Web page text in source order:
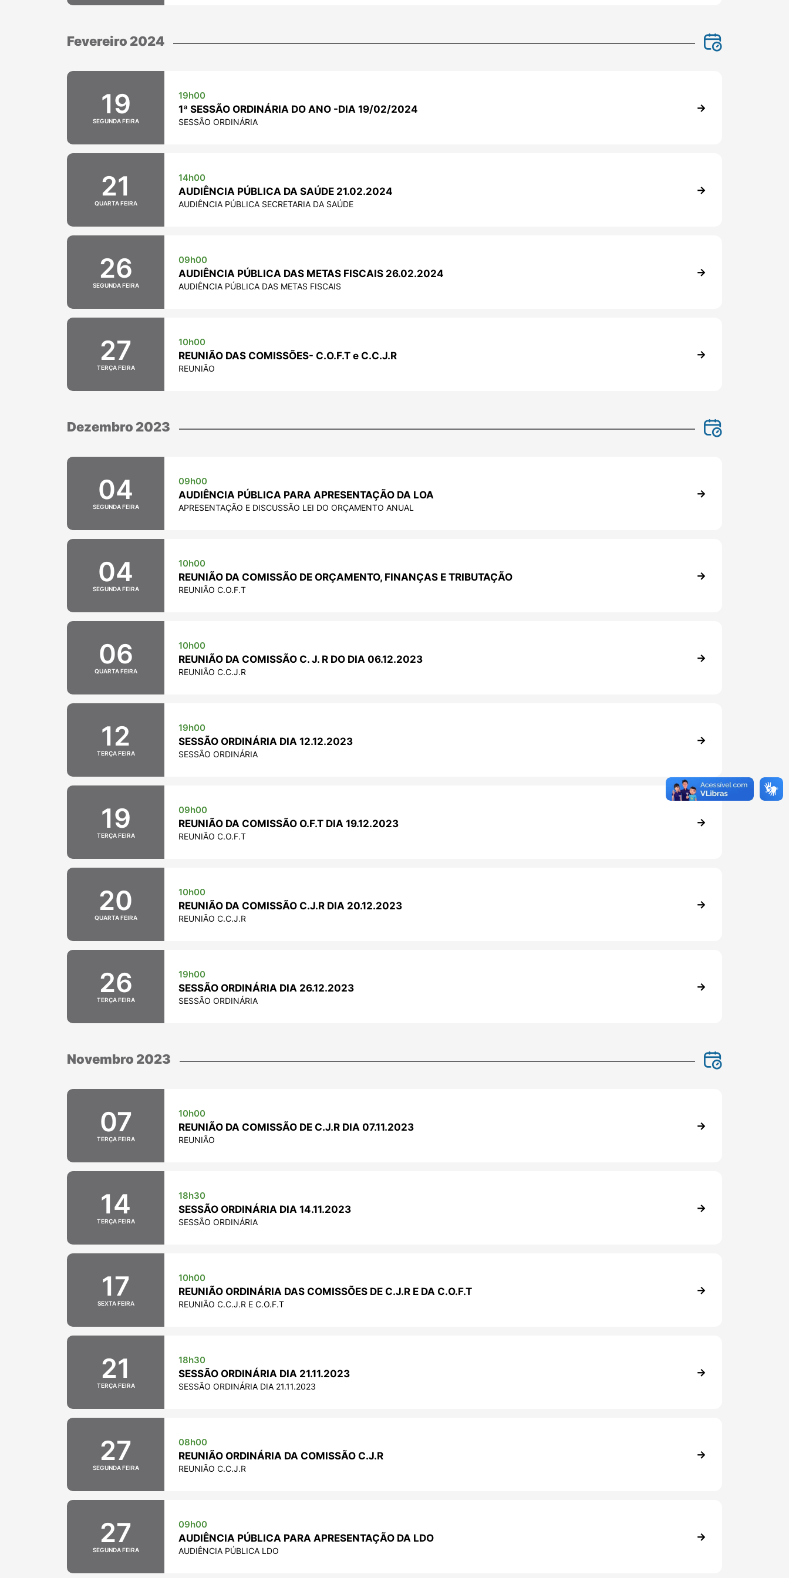
Fevereiro 2024
19
SEGUNDA FEIRA
19h00
1ª SESSÃO ORDINÁRIA DO ANO -DIA 19/02/2024
SESSÃO ORDINÁRIA
21
QUARTA FEIRA
14h00
AUDIÊNCIA PÚBLICA DA SAÚDE 21.02.2024
AUDIÊNCIA PÚBLICA SECRETARIA DA SAÚDE
26
SEGUNDA FEIRA
09h00
AUDIÊNCIA PÚBLICA DAS METAS FISCAIS 26.02.2024
AUDIÊNCIA PÚBLICA DAS METAS FISCAIS
27
TERÇA FEIRA
10h00
REUNIÃO DAS COMISSÕES- C.O.F.T e C.C.J.R
REUNIÃO
Dezembro 2023
04
SEGUNDA FEIRA
09h00
AUDIÊNCIA PÚBLICA PARA APRESENTAÇÃO DA LOA
APRESENTAÇÃO E DISCUSSÃO LEI DO ORÇAMENTO ANUAL
04
SEGUNDA FEIRA
10h00
REUNIÃO DA COMISSÃO DE ORÇAMENTO, FINANÇAS E TRIBUTAÇÃO
REUNIÃO C.O.F.T
06
QUARTA FEIRA
10h00
REUNIÃO DA COMISSÃO C. J. R DO DIA 06.12.2023
REUNIÃO C.C.J.R
12
TERÇA FEIRA
19h00
SESSÃO ORDINÁRIA DIA 12.12.2023
SESSÃO ORDINÁRIA
19
TERÇA FEIRA
09h00
REUNIÃO DA COMISSÃO O.F.T DIA 19.12.2023
REUNIÃO C.O.F.T
20
QUARTA FEIRA
10h00
REUNIÃO DA COMISSÃO C.J.R DIA 20.12.2023
REUNIÃO C.C.J.R
26
TERÇA FEIRA
19h00
SESSÃO ORDINÁRIA DIA 26.12.2023
SESSÃO ORDINÁRIA
Novembro 2023
07
TERÇA FEIRA
10h00
REUNIÃO DA COMISSÃO DE C.J.R DIA 07.11.2023
REUNIÃO
14
TERÇA FEIRA
18h30
SESSÃO ORDINÁRIA DIA 14.11.2023
SESSÃO ORDINÁRIA
17
SEXTA FEIRA
10h00
REUNIÃO ORDINÁRIA DAS COMISSÕES DE C.J.R E DA C.O.F.T
REUNIÃO C.C.J.R E C.O.F.T
21
TERÇA FEIRA
18h30
SESSÃO ORDINÁRIA DIA 21.11.2023
SESSÃO ORDINÁRIA DIA 21.11.2023
27
SEGUNDA FEIRA
08h00
REUNIÃO ORDINÁRIA DA COMISSÃO C.J.R
REUNIÃO C.C.J.R
27
SEGUNDA FEIRA
09h00
AUDIÊNCIA PÚBLICA PARA APRESENTAÇÃO DA LDO
AUDIÊNCIA PÚBLICA LDO